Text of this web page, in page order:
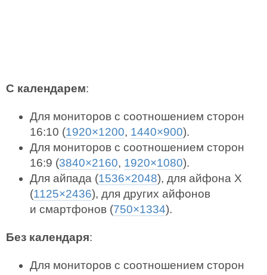
С календарем:
Для мониторов с соотношением сторон
16:10 (1920×1200, 1440×900).
Для мониторов с соотношением сторон
16:9 (3840×2160, 1920×1080).
Для айпада (1536×2048), для айфона X
(1125×2436), для других айфонов
и смартфонов (750×1334).
Без календаря:
Для мониторов с соотношением сторон